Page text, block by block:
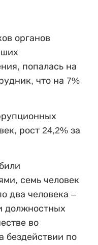
органов
попалась на
что на 7%
рост 24,2% за
семь человек
два человека –
должностных
во
бездействии по